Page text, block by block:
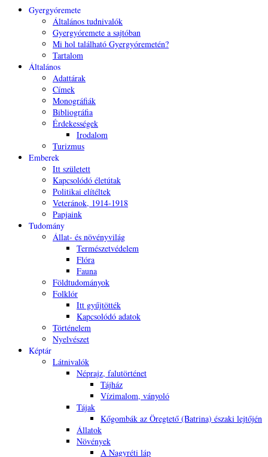
Gyergyóremete
Általános tudnivalók
Gyergyóremete a sajtóban
Mi hol található Gyergyóremetén?
Tartalom
Általános
Adattárak
Címek
Monográfiák
Bibliográfia
Érdekességek
Irodalom
Turizmus
Emberek
Itt született
Kapcsolódó életútak
Politikai elítéltek
Veteránok, 1914-1918
Papjaink
Tudomány
Állat- és növényvilág
Természetvédelem
Flóra
Fauna
Földtudományok
Folklór
Itt gyűjtötték
Kapcsolódó adatok
Történelem
Nyelvészet
Képtár
Látnivalók
Néprajz, falutörténet
Tájház
Vízimalom, ványoló
Tájak
Kőgombák az Öregtető (Batrina) északi lejtőjén
Állatok
Növények
A Nagyréti láp